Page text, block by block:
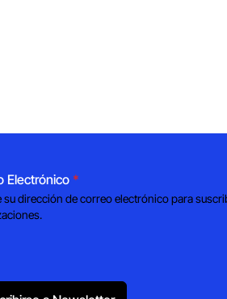
Electrónico *
su dirección de correo electrónico para